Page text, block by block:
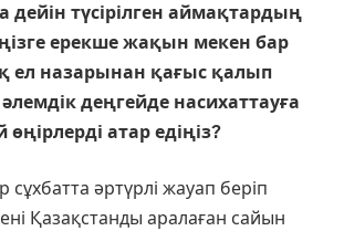
дейін түсірілген аймақтардың
ерекше жақын мекен бар
ел назарынан қағыс қалып
деңгейде насихаттауға
атар едіңіз?
сұхбатта әртүрлі жауап беріп
Қазақстанды аралаған сайын